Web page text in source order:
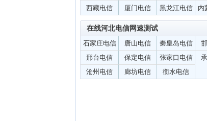
西藏电信
厦门电信 黑龙江电信 内
在线河北电信网速测试
石家庄电信 唐山电信 秦皇岛电信
邢台电信
保定电信 张家口电信
沧州电信
廊坊电信 衡水电信